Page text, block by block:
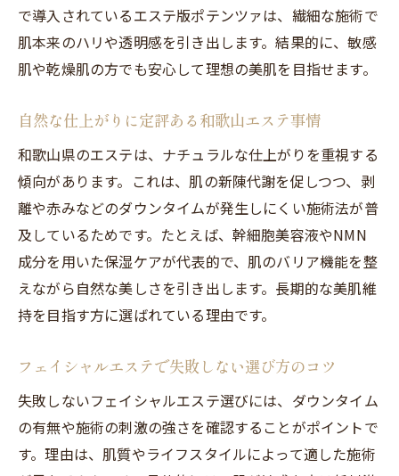
で導入されているエステ版ポテンツァは、繊細な施術で
肌本来のハリや透明感を引き出します。結果的に、敏感
肌や乾燥肌の方でも安心して理想の美肌を目指せます。
自然な仕上がりに定評ある和歌山エステ事情
和歌山県のエステは、ナチュラルな仕上がりを重視する
傾向があります。これは、肌の新陳代謝を促しつつ、剥
離や赤みなどのダウンタイムが発生しにくい施術法が普
及しているためです。たとえば、幹細胞美容液やNMN
成分を用いた保湿ケアが代表的で、肌のバリア機能を整
えながら自然な美しさを引き出します。長期的な美肌維
持を目指す方に選ばれている理由です。
フェイシャルエステで失敗しない選び方のコツ
失敗しないフェイシャルエステ選びには、ダウンタイム
の有無や施術の刺激の強さを確認することがポイントで
す。理由は、肌質やライフスタイルによって適した施術